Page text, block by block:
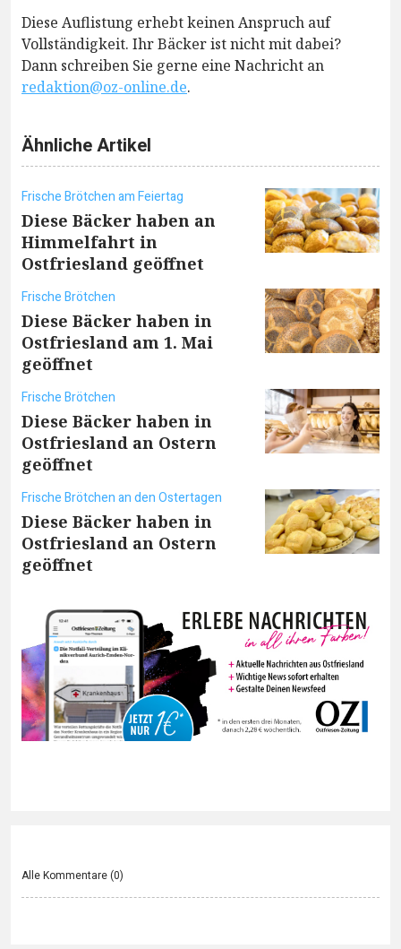
Diese Auflistung erhebt keinen Anspruch auf
Vollständigkeit. Ihr Bäcker ist nicht mit dabei?
Dann schreiben Sie gerne eine Nachricht an
redaktion@oz-online.de.
Ähnliche Artikel
Frische Brötchen am Feiertag
Diese Bäcker haben an
Himmelfahrt in
Ostfriesland geöffnet
Frische Brötchen
Diese Bäcker haben in
Ostfriesland am 1. Mai
geöffnet
Frische Brötchen
Diese Bäcker haben in
Ostfriesland an Ostern
geöffnet
Frische Brötchen an den Ostertagen
Diese Bäcker haben in
Ostfriesland an Ostern
geöffnet
Alle Kommentare (0)